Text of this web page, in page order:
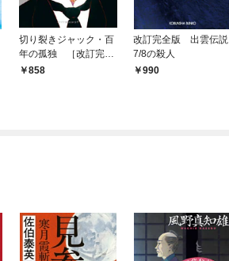
切り裂きジャック・百
年の孤独 ［改訂完全
版］858
改訂完全版 出雲伝説
7/8の殺人
990